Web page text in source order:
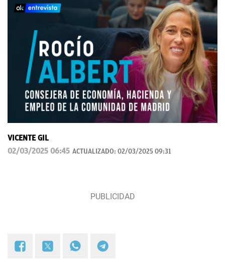
VICENTE GIL
02/03/2025 06:45 ACTUALIZADO: 02/03/2025 09:31